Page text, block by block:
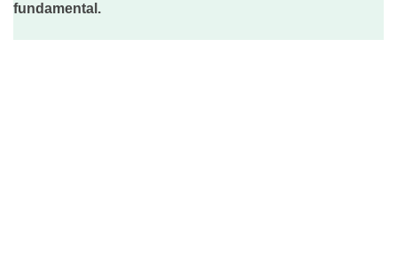
fundamental.